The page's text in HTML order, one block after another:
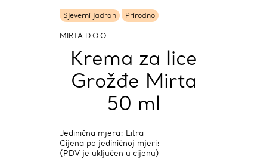
Sjeverni jadran Prirodno
MIRTA D.O.O.
Krema za lice
Grožđe Mirta
50 ml
Jedinična mjera: Litra
Cijena po jediničnoj mjeri:
(PDV je uključen u cijenu)